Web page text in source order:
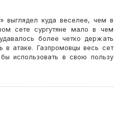
выглядел куда веселее, чем в
сете сургутяне мало в чем
более четко держать
в атаке. Газпромовцы весь сет
использовать в свою пользу